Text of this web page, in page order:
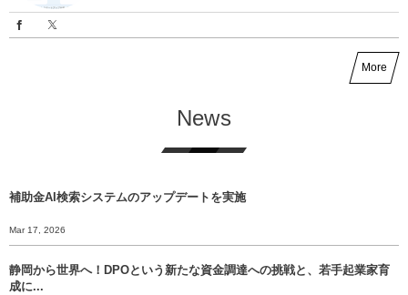
More
News
補助金AI検索システムのアップデートを実施
Mar 17, 2026
静岡から世界へ！DPOという新たな資金調達への挑戦と、若手起業家育
成に...